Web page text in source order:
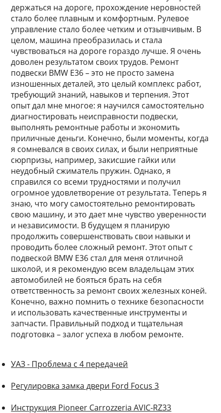
держаться на дороге, прохождение неровностей
стало более плавным и комфортным. Рулевое
управление стало более четким и отзывчивым. В
целом, машина преобразилась и стала
чувствоваться на дороге гораздо лучше. Я очень
доволен результатом своих трудов. Ремонт
подвески BMW E36 – это не просто замена
изношенных деталей, это целый комплекс работ,
требующий знаний, навыков и терпения. Этот
опыт дал мне многое: я научился самостоятельно
диагностировать неисправности подвески,
выполнять ремонтные работы и экономить
приличные деньги. Конечно, были моменты, когда
я сомневался в своих силах, и были неприятные
сюрпризы, например, закисшие гайки или
неудобный сжиматель пружин. Однако, я
справился со всеми трудностями и получил
огромное удовлетворение от результата. Теперь я
знаю, что могу самостоятельно ремонтировать
свою машину, и это дает мне чувство уверенности
и независимости. В будущем я планирую
продолжить совершенствовать свои навыки и
проводить более сложный ремонт. Этот опыт с
подвеской BMW E36 стал для меня отличной
школой, и я рекомендую всем владельцам этих
автомобилей не бояться брать на себя
ответственность за ремонт своих железных коней.
Конечно, важно помнить о технике безопасности
и использовать качественные инструменты и
запчасти. Правильный подход и тщательная
подготовка – залог успеха в любом ремонте.
УАЗ - Проблема с 4 передачей
Регулировка замка двери Ford Focus 3
Инструкция Pioneer Carrozzeria AVIC-RZ33